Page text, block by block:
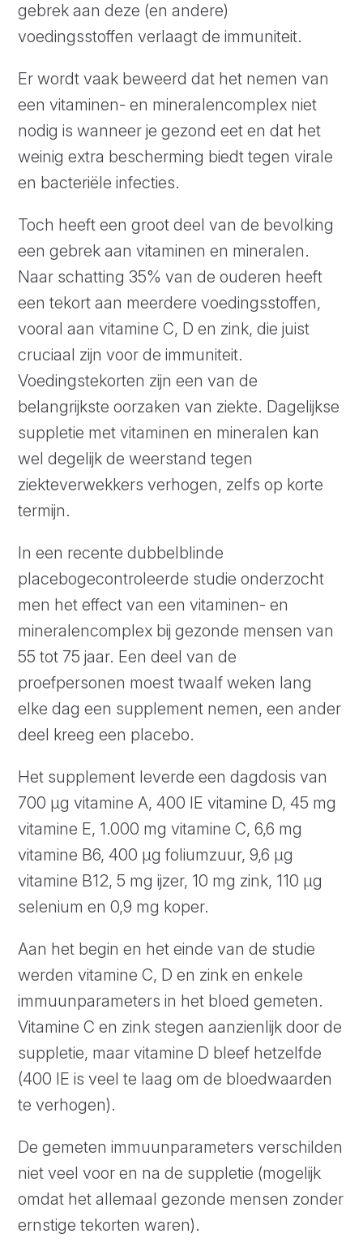
gebrek aan deze (en andere)
voedingsstoffen verlaagt de immuniteit.
Er wordt vaak beweerd dat het nemen van
een vitaminen- en mineralencomplex niet
nodig is wanneer je gezond eet en dat het
weinig extra bescherming biedt tegen virale
en bacteriële infecties.
Toch heeft een groot deel van de bevolking
een gebrek aan vitaminen en mineralen.
Naar schatting 35% van de ouderen heeft
een tekort aan meerdere voedingsstoffen,
vooral aan vitamine C, D en zink, die juist
cruciaal zijn voor de immuniteit.
Voedingstekorten zijn een van de
belangrijkste oorzaken van ziekte. Dagelijkse
suppletie met vitaminen en mineralen kan
wel degelijk de weerstand tegen
ziekteverwekkers verhogen, zelfs op korte
termijn.
In een recente dubbelblinde
placebogecontroleerde studie onderzocht
men het effect van een vitaminen- en
mineralencomplex bij gezonde mensen van
55 tot 75 jaar. Een deel van de
proefpersonen moest twaalf weken lang
elke dag een supplement nemen, een ander
deel kreeg een placebo.
Het supplement leverde een dagdosis van
700 µg vitamine A, 400 IE vitamine D, 45 mg
vitamine E, 1.000 mg vitamine C, 6,6 mg
vitamine B6, 400 µg foliumzuur, 9,6 µg
vitamine B12, 5 mg ijzer, 10 mg zink, 110 µg
selenium en 0,9 mg koper.
Aan het begin en het einde van de studie
werden vitamine C, D en zink en enkele
immuunparameters in het bloed gemeten.
Vitamine C en zink stegen aanzienlijk door de
suppletie, maar vitamine D bleef hetzelfde
(400 IE is veel te laag om de bloedwaarden
te verhogen).
De gemeten immuunparameters verschilden
niet veel voor en na de suppletie (mogelijk
omdat het allemaal gezonde mensen zonder
ernstige tekorten waren).